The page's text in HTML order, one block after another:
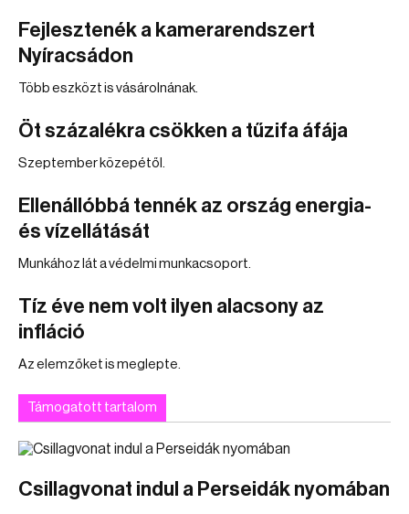
Fejlesztenék a kamerarendszert
Nyíracsádon
Több eszközt is vásárolnának.
Öt százalékra csökken a tűzifa áfája
Szeptember közepétől.
Ellenállóbbá tennék az ország energia-
és vízellátását
Munkához lát a védelmi munkacsoport.
Tíz éve nem volt ilyen alacsony az
infláció
Az elemzőket is meglepte.
Támogatott tartalom
Csillagvonat indul a Perseidák nyomában